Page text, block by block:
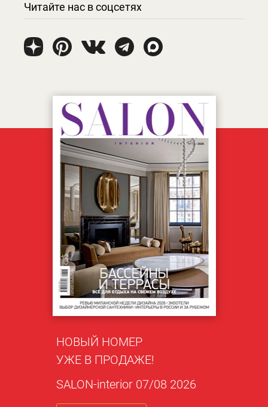
Читайте нас в соцсетях
НОВЫЙ НОМЕР
УЖЕ В ПРОДАЖЕ!
SALON-interior 07/08 2026